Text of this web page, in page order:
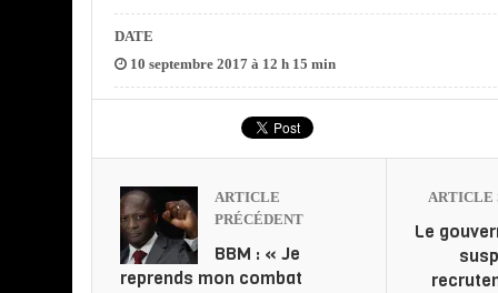
DATE
10 septembre 2017 à 12 h 15 min
ARTICLE
PRÉCÉDENT
BBM : « Je
reprends mon combat
ARTICLE
Le